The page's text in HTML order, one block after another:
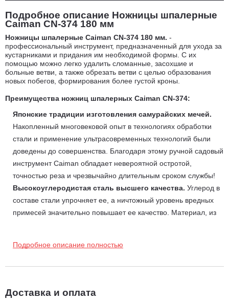
Подробное описание Ножницы шпалерные
Caiman CN-374 180 мм
Ножницы шпалерные Caiman CN-374 180 мм. -
профессиональный инструмент, предназначенный для ухода за
кустарниками и придания им необходимой формы. С их
помощью можно легко удалить сломанные, засохшие и
больные ветви, а также обрезать ветви с целью образования
новых побегов, формирования более густой кроны.
Преимущества ножниц шпалерных Caiman CN-374:
Японские традиции изготовления самурайских мечей.
Накопленный многовековой опыт в технологиях обработки
стали и применение ультрасовременных технологий были
доведены до совершенства. Благодаря этому ручной садовый
инструмент Caiman обладает невероятной остротой,
точностью реза и чрезвычайно длительным сроком службы!
Высокоуглеродистая сталь высшего качества. Углерод в
составе стали упрочняет ее, а ничтожный уровень вредных
примесей значительно повышает ее качество. Материал, из
эластичности, отсутствия трещин и деформаций, повышения
Подробное описание полностью
Доставка и оплата